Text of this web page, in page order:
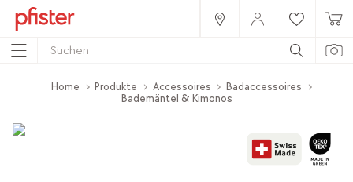
Home Produkte Accessoires
Badaccessoires
Bademäntel & Kimonos